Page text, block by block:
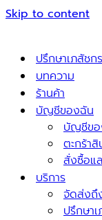
Skip to content
ปรึกษาเภสัช
บทความ
ร้านค้า
บัญชีของฉัน
บัญชีข
ตะกร้า
สั่งซื้อแล
บริการ
จัดส่งถึ
ปรึกษา